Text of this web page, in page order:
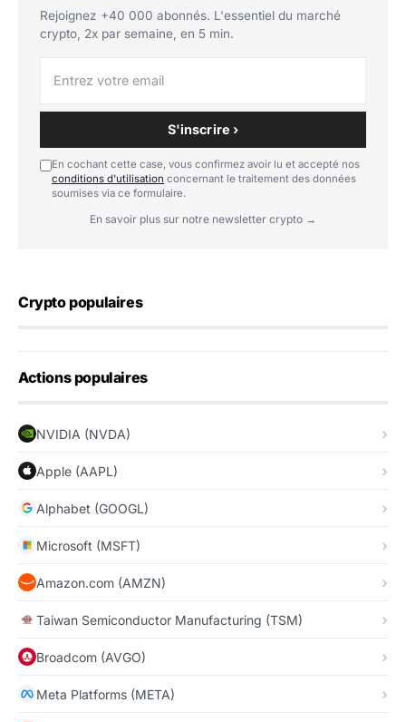
Rejoignez +40 000 abonnés. L'essentiel du marché
crypto, 2x par semaine, en 5 min.
S'inscrire ›
En cochant cette case, vous confirmez avoir lu et accepté nos
conditions d'utilisation concernant le traitement des données
soumises via ce formulaire.
En savoir plus sur notre newsletter crypto →
Crypto populaires
Actions populaires
NVIDIA (NVDA)
Apple (AAPL)
Alphabet (GOOGL)
Microsoft (MSFT)
Amazon.com (AMZN)
Taiwan Semiconductor Manufacturing (TSM)
Broadcom (AVGO)
Meta Platforms (META)